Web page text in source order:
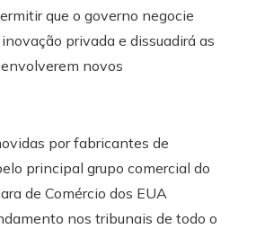
que o governo negocie
privada e dissuadirá as
novos
por fabricantes de
principal grupo comercial do
de Comércio dos EUA
nos tribunais de todo o